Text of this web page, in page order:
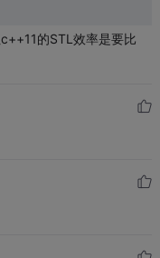
的STL效率是要比